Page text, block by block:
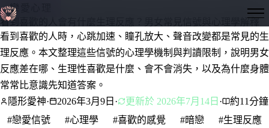
戀愛心理
看到喜歡的人會有什麼生理反應？男女常見信號與心理學解釋
看到喜歡的人時，心跳加速、瞳孔放大、聲音改變都是常見的生
理反應。本文整理這些信號的心理學機制與判讀限制，說明男女
反應差在哪、生理性喜歡是什麼、會不會消失，以及為什麼身體
常常比意識先知道答案。
隱形愛神· 2026年3月9日 · 更新於 2026年7月14日 ·
約11分鐘
#戀愛信號
#心理學 #喜歡的感覺 #暗戀 #生理反應